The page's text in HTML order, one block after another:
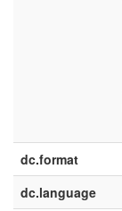
dc.format
dc.language